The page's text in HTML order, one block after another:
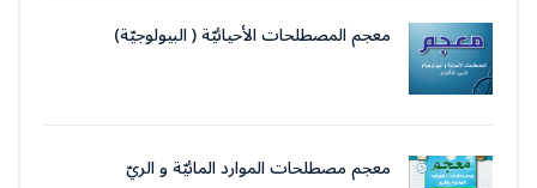
معجم المصطلحات الأحيائيّة ( البيولوجيّة)
معجم مصطلحات الموارد المائيّة و الريّ